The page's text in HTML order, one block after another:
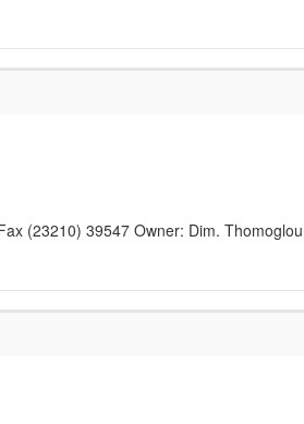
(23210) 39547 Owner: Dim. Thomoglou